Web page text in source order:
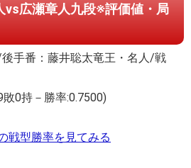
vs広瀬章人九段※評価値・局
手番：藤井聡太竜王・名人/戦
0持－勝率:0.7500)
戦型勝率を見てみる